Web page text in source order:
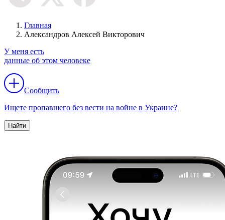
Главная
Александров Алексей Викторович
У меня есть
данные об этом человеке
Сообщить
Ищете пропавшего без вести на войне в Украине?
Найти